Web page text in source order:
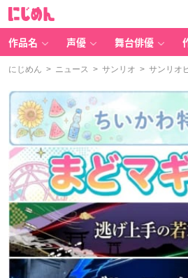
作品名 声優 舞台俳優
にじめん > ニュース > サンリオ > サンリオ